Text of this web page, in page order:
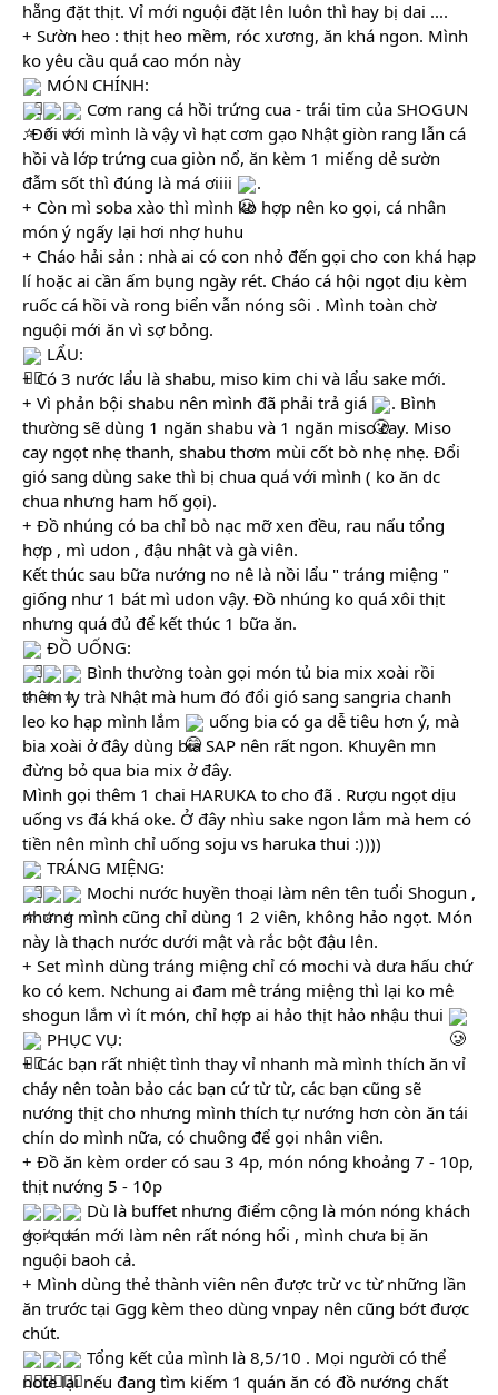
hẵng đặt thịt. Vỉ mới nguội đặt lên luôn thì hay bị dai ....
+ Sườn heo : thịt heo mềm, róc xương, ăn khá ngon. Mình
ko yêu cầu quá cao món này
MÓN CHÍNH:
Cơm rang cá hồi trứng cua - trái tim của SHOGUN
. Đối với mình là vậy vì hạt cơm gạo Nhật giòn rang lẫn cá
hồi và lớp trứng cua giòn nổ, ăn kèm 1 miếng dẻ sườn
đẫm sốt thì đúng là má ơiiii
.
+ Còn mì soba xào thì mình ko hợp nên ko gọi, cá nhân
món ý ngấy lại hơi nhợ huhu
+ Cháo hải sản : nhà ai có con nhỏ đến gọi cho con khá hạp
lí hoặc ai cần ấm bụng ngày rét. Cháo cá hội ngọt dịu kèm
ruốc cá hồi và rong biển vẫn nóng sôi . Mình toàn chờ
nguội mới ăn vì sợ bỏng.
LẨU:
+ Có 3 nước lẩu là shabu, miso kim chi và lẩu sake mới.
+ Vì phản bội shabu nên mình đã phải trả giá
. Bình
thường sẽ dùng 1 ngăn shabu và 1 ngăn miso cay. Miso
cay ngọt nhẹ thanh, shabu thơm mùi cốt bò nhẹ nhẹ. Đổi
gió sang dùng sake thì bị chua quá với mình ( ko ăn dc
chua nhưng ham hố gọi).
+ Đồ nhúng có ba chỉ bò nạc mỡ xen đều, rau nấu tổng
hợp , mì udon , đậu nhật và gà viên.
Kết thúc sau bữa nướng no nê là nồi lẩu " tráng miệng "
giống như 1 bát mì udon vậy. Đồ nhúng ko quá xôi thịt
nhưng quá đủ để kết thúc 1 bữa ăn.
ĐỒ UỐNG:
Bình thường toàn gọi món tủ bia mix xoài rồi
thêm ly trà Nhật mà hum đó đổi gió sang sangria chanh
leo ko hạp mình lắm
uống bia có ga dễ tiêu hơn ý, mà
bia xoài ở đây dùng bia SAP nên rất ngon. Khuyên mn
đừng bỏ qua bia mix ở đây.
Mình gọi thêm 1 chai HARUKA to cho đã . Rượu ngọt dịu
uống vs đá khá oke. Ở đây nhìu sake ngon lắm mà hem có
tiền nên mình chỉ uống soju vs haruka thui :))))
TRÁNG MIỆNG:
Mochi nước huyền thoại làm nên tên tuổi Shogun ,
nhưng mình cũng chỉ dùng 1 2 viên, không hảo ngọt. Món
này là thạch nước dưới mật và rắc bột đậu lên.
+ Set mình dùng tráng miệng chỉ có mochi và dưa hấu chứ
ko có kem. Nchung ai đam mê tráng miệng thì lại ko mê
shogun lắm vì ít món, chỉ hợp ai hảo thịt hảo nhậu thui
PHỤC VỤ:
+ Các bạn rất nhiệt tình thay vỉ nhanh mà mình thích ăn vỉ
cháy nên toàn bảo các bạn cứ từ từ, các bạn cũng sẽ
nướng thịt cho nhưng mình thích tự nướng hơn còn ăn tái
chín do mình nữa, có chuông để gọi nhân viên.
+ Đồ ăn kèm order có sau 3 4p, món nóng khoảng 7 - 10p,
thịt nướng 5 - 10p
Dù là buffet nhưng điểm cộng là món nóng khách
gọi quán mới làm nên rất nóng hổi , mình chưa bị ăn
nguội baoh cả.
+ Mình dùng thẻ thành viên nên được trừ vc từ những lần
ăn trước tại Ggg kèm theo dùng vnpay nên cũng bớt được
chút.
Tổng kết của mình là 8,5/10 . Mọi người có thể
note lại nếu đang tìm kiếm 1 quán ăn có đồ nướng chất